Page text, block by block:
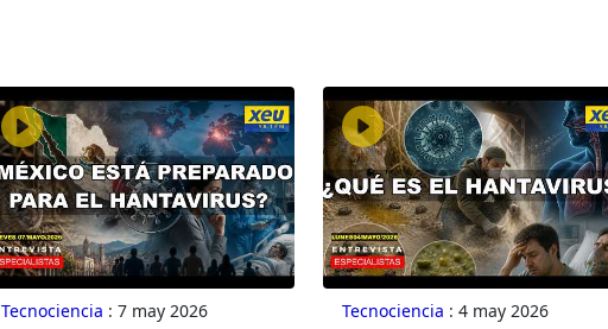
Tecnociencia : 7 may 2026 Tecnociencia : 4 may 2026